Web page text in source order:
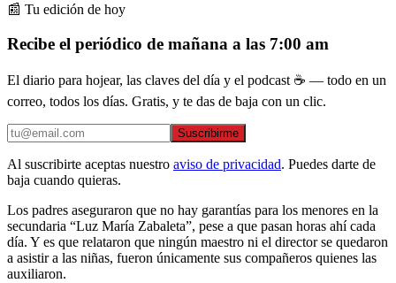
📰 Tu edición de hoy
Recibe el periódico de mañana a las 7:00 am
El diario para hojear, las claves del día y el podcast ☕ — todo en un
correo, todos los días. Gratis, y te das de baja con un clic.
Suscribirme
Al suscribirte aceptas nuestro aviso de privacidad. Puedes darte de
baja cuando quieras.
Los padres aseguraron que no hay garantías para los menores en la
secundaria “Luz María Zabaleta”, pese a que pasan horas ahí cada
día. Y es que relataron que ningún maestro ni el director se quedaron
a asistir a las niñas, fueron únicamente sus compañeros quienes las
auxiliaron.